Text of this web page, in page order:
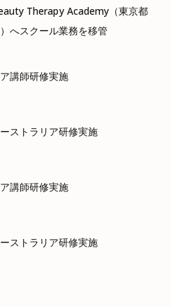
Therapy Academy（東京都
へスクール業務を移管
講師研修実施
ストラリア研修実施
講師研修実施
ストラリア研修実施